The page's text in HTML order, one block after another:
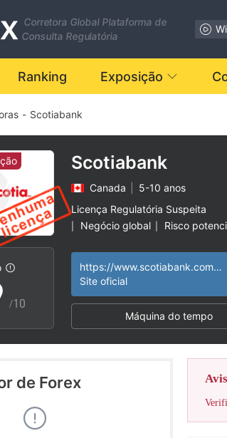
Corretora Global Plataforma de
Consulta Regulatória
Ranking Exposição
- Scotiabank
/10
Scotiabank
Canada
5-10 anos
Licença Regulatória Suspeita
Negócio global Risco
https://www.scotiabank.com/ca/en/personal.html
Site oficial
Máquina do tempo
de Forex